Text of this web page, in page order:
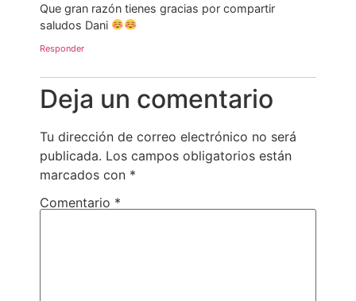
Que gran razón tienes gracias por compartir
saludos Dani
Responder
Deja un comentario
Tu dirección de correo electrónico no será
publicada. Los campos obligatorios están
marcados con *
Comentario *